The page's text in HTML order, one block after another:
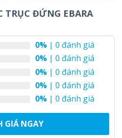
ĐỨNG EBARA
0% | 0 đánh giá
0% | 0 đánh giá
0% | 0 đánh giá
0% | 0 đánh giá
0% | 0 đánh giá
GIÁ NGAY